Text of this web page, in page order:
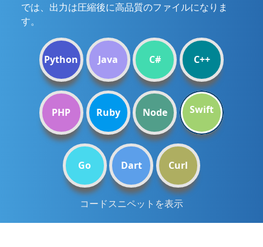
では、出力は圧縮後に高品質のファイルになりま
す。
Python Java C# C++
PHP Ruby Node Swift
Go Dart Curl
コードスニペットを表示